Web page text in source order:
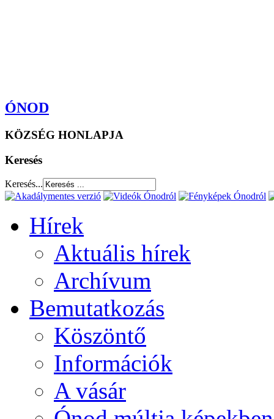
ÓNOD
KÖZSÉG HONLAPJA
Keresés
Keresés...
Hírek
Aktuális hírek
Archívum
Bemutatkozás
Köszöntő
Információk
A vásár